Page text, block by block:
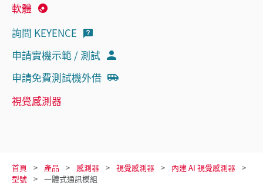
軟體
詢問 KEYENCE
申請實機示範 / 測試
申請免費測試機外借
視覺感測器
首頁 產品 感測器 視覺感測器
內建 AI 視覺感測器
型號
一體式通訊模組